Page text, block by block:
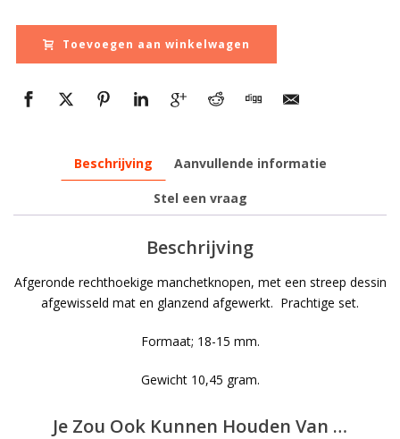
€ 1.578,00.
Toevoegen aan winkelwagen
Beschrijving Aanvullende informatie
Stel een vraag
Beschrijving
Afgeronde rechthoekige manchetknopen, met een streep dessin
afgewisseld mat en glanzend afgewerkt. Prachtige set.
Formaat; 18-15 mm.
Gewicht 10,45 gram.
Je Zou Ook Kunnen Houden Van …